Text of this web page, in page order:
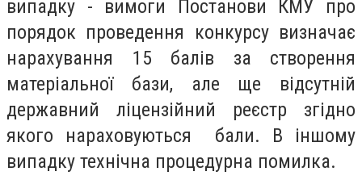
випадку - вимоги Постанови КМУ про
порядок проведення конкурсу визначає
нарахування 15 балів за створення
матеріальної бази, але ще відсутній
державний ліцензійний реєстр згідно
якого нараховуються бали. В іншому
випадку технічна процедурна помилка.